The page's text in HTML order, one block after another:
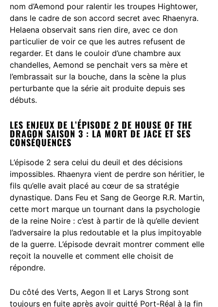
nom d’Aemond pour ralentir les troupes Hightower,
dans le cadre de son accord secret avec Rhaenyra.
Helaena observait sans rien dire, avec ce don
particulier de voir ce que les autres refusent de
regarder. Et dans le couloir d’une chambre aux
chandelles, Aemond se penchait vers sa mère et
l’embrassait sur la bouche, dans la scène la plus
perturbante que la série ait produite depuis ses
débuts.
LES ENJEUX DE L’ÉPISODE 2 DE HOUSE OF THE
DRAGON SAISON 3 : LA MORT DE JACE ET SES
CONSÉQUENCES
L’épisode 2 sera celui du deuil et des décisions
impossibles. Rhaenyra vient de perdre son héritier, le
fils qu’elle avait placé au cœur de sa stratégie
dynastique. Dans Feu et Sang de George R.R. Martin,
cette mort marque un tournant dans la psychologie
de la reine Noire : c’est à partir de là qu’elle devient
l’adversaire la plus redoutable et la plus impitoyable
de la guerre. L’épisode devrait montrer comment elle
reçoit la nouvelle et comment elle choisit de
répondre.
Du côté des Verts, Aegon II et Larys Strong sont
toujours en fuite après avoir quitté Port-Réal à la fin